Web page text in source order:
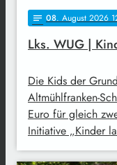
notes 08. August 2026
Lks. WUG |
Die Kids der
Altmühlfranken-
Euro für gleich
Initiative „Kinder